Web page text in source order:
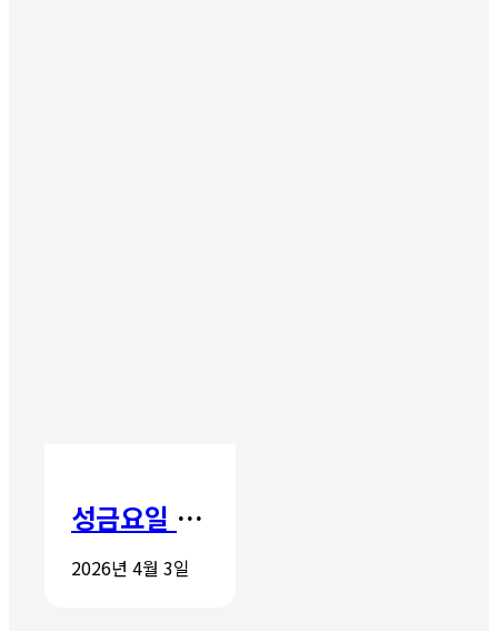
성금요일 칸타타
2026년 4월 3일